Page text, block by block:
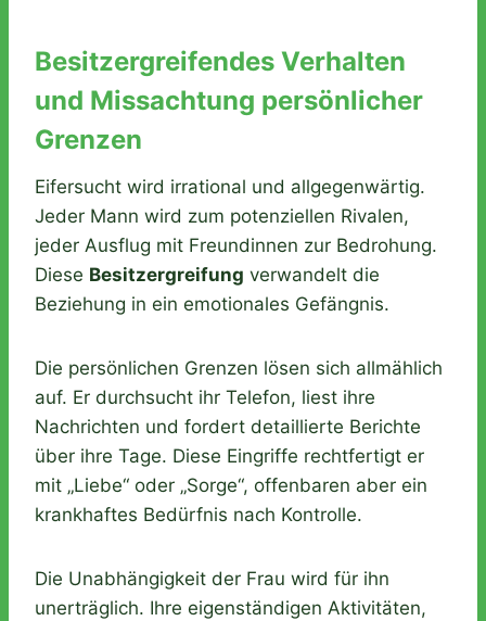
Besitzergreifendes Verhalten
und Missachtung persönlicher
Grenzen
Eifersucht wird irrational und allgegenwärtig.
Jeder Mann wird zum potenziellen Rivalen,
jeder Ausflug mit Freundinnen zur Bedrohung.
Diese Besitzergreifung verwandelt die
Beziehung in ein emotionales Gefängnis.
Die persönlichen Grenzen lösen sich allmählich
auf. Er durchsucht ihr Telefon, liest ihre
Nachrichten und fordert detaillierte Berichte
über ihre Tage. Diese Eingriffe rechtfertigt er
mit „Liebe“ oder „Sorge“, offenbaren aber ein
krankhaftes Bedürfnis nach Kontrolle.
Die Unabhängigkeit der Frau wird für ihn
unerträglich. Ihre eigenständigen Aktivitäten,